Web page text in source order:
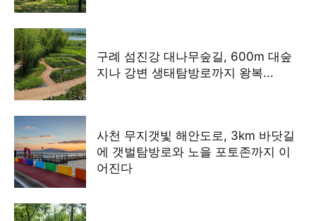
구례 섬진강 대나무숲길, 600m 대숲
지나 강변 생태탐방로까지 왕복...
사천 무지갯빛 해안도로, 3km 바닷길
에 갯벌탐방로와 노을 포토존까지 이
어진다